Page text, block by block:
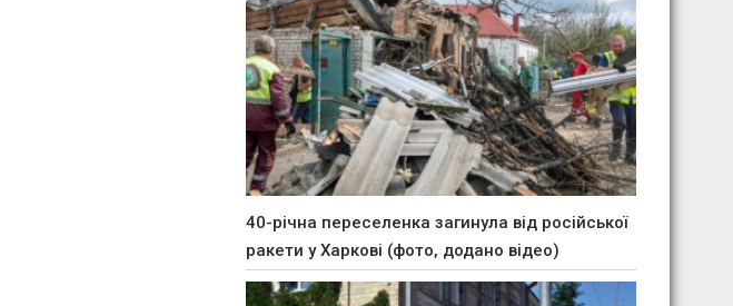
40-річна переселенка загинула від російської
ракети у Харкові (фото, додано відео)